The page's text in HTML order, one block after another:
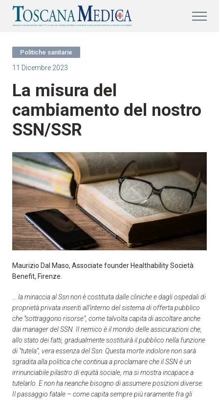
Politiche sanitarie
11 Dicembre 2023
La misura del
cambiamento del nostro
SSN/SSR
Maurizio Dal Maso, Associate founder Healthability Società
Benefit, Firenze.
la minaccia al Ssn non è costituita dalle cliniche e dagli ospedali di
proprietà privata inseriti all’interno del sistema di offerta pubblico
che “sottraggono risorse”, come talvolta capita di ascoltare anche
dai manager del SSN. Il nemico è il mondo delle assicurazioni che,
allo stato dei fatti, gradualmente sostituirà il pubblico nella funzione
di “tutela”, vera essenza del Ssn. Questa morte indolore non sarà
sgradita alla politica che continua a proclamare che il SSN è un
irrinunciabile pilastro di equità sociale, ma si mostra incapace a
tutelarlo. E non ha neanche bisogno di assumere posizioni diverse.
Il passaggio fatale – come capita sempre più raramente fra gli